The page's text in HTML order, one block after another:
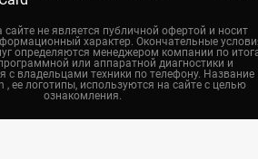
не является публичной офертой и носит
характер. Окончательные
определяются менеджером компании по
или аппаратной диагностики и
с владельцами техники по телефону. Название
, ее логотипы, используются на сайте с целью
ознакомления.